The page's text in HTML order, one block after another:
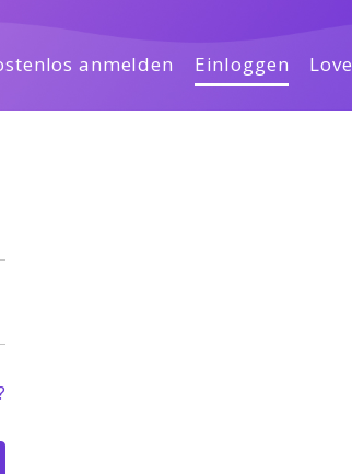
anmelden Einloggen